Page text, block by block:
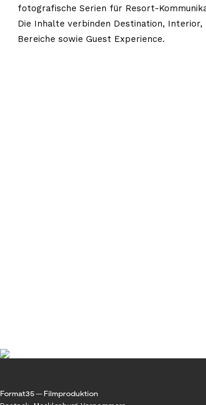
fotografische Serien für Resort-
Die Inhalte verbinden Destination, Interior,
Bereiche sowie Guest Experience.
Format35 — Filmproduktion